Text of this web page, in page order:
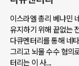
이스라엘 총리 베냐민
유지하기 위해 끝없는
다큐멘터리를 통해 네
그리고 뇌물 수수 혐의
터리는 이 사...